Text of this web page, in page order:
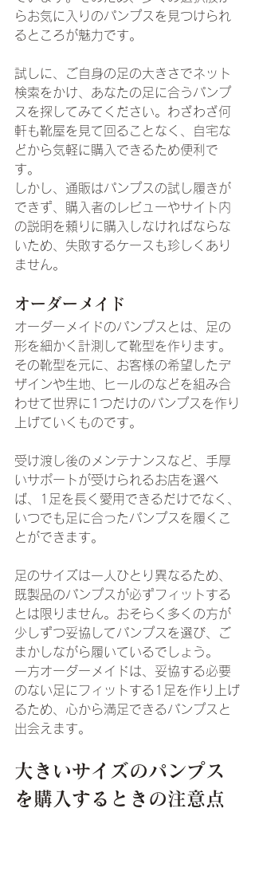
らお気に入りのパンプスを見つけられ
るところが魅力です。
試しに、ご自身の足の大きさでネット
検索をかけ、あなたの足に合うパンプ
スを探してみてください。わざわざ何
軒も靴屋を見て回ることなく、自宅な
どから気軽に購入できるため便利で
す。
しかし、通販はパンプスの試し履きが
できず、購入者のレビューやサイト内
の説明を頼りに購入しなければならな
いため、失敗するケースも珍しくあり
ません。
オーダーメイド
オーダーメイドのパンプスとは、足の
形を細かく計測して靴型を作ります。
その靴型を元に、お客様の希望したデ
ザインや生地、ヒールのなどを組み合
わせて世界に1つだけのパンプスを作り
上げていくものです。
受け渡し後のメンテナンスなど、手厚
いサポートが受けられるお店を選べ
ば、1足を長く愛用できるだけでなく、
いつでも足に合ったパンプスを履くこ
とができます。
足のサイズは一人ひとり異なるため、
既製品のパンプスが必ずフィットする
とは限りません。おそらく多くの方が
少しずつ妥協してパンプスを選び、ご
まかしながら履いているでしょう。
一方オーダーメイドは、妥協する必要
のない足にフィットする1足を作り上げ
るため、心から満足できるパンプスと
出会えます。
大きいサイズのパンプス
を購入するときの注意点